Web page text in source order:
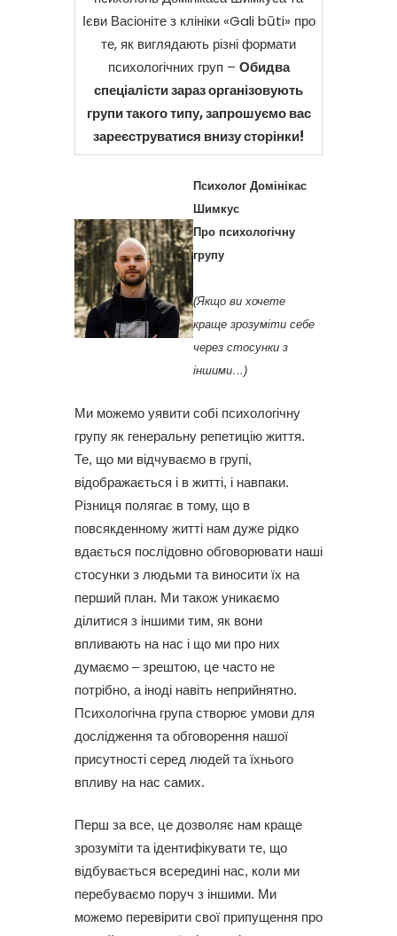
Ієви Васіоніте з клініки «Gali būti» про
те, як виглядають різні формати
психологічних груп – Обидва
спеціалісти зараз організовують
групи такого типу, запрошуємо вас
зареєструватися внизу сторінки!
Психолог Домінікас
Шимкус
Про психологічну
групу
(Якщо ви хочете
краще зрозуміти себе
через стосунки з
іншими…)
Ми можемо уявити собі психологічну
групу як генеральну репетицію життя.
Те, що ми відчуваємо в групі,
відображається і в житті, і навпаки.
Різниця полягає в тому, що в
повсякденному житті нам дуже рідко
вдається послідовно обговорювати наші
стосунки з людьми та виносити їх на
перший план. Ми також уникаємо
ділитися з іншими тим, як вони
впливають на нас і що ми про них
думаємо – зрештою, це часто не
потрібно, а іноді навіть неприйнятно.
Психологічна група створює умови для
дослідження та обговорення нашої
присутності серед людей та їхнього
впливу на нас самих.
Перш за все, це дозволяє нам краще
зрозуміти та ідентифікувати те, що
відбувається всередині нас, коли ми
перебуваємо поруч з іншими. Ми
можемо перевірити свої припущення про